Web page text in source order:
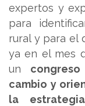
expertos y
para
rural y para el
ya en el mes
un
cambio y
la